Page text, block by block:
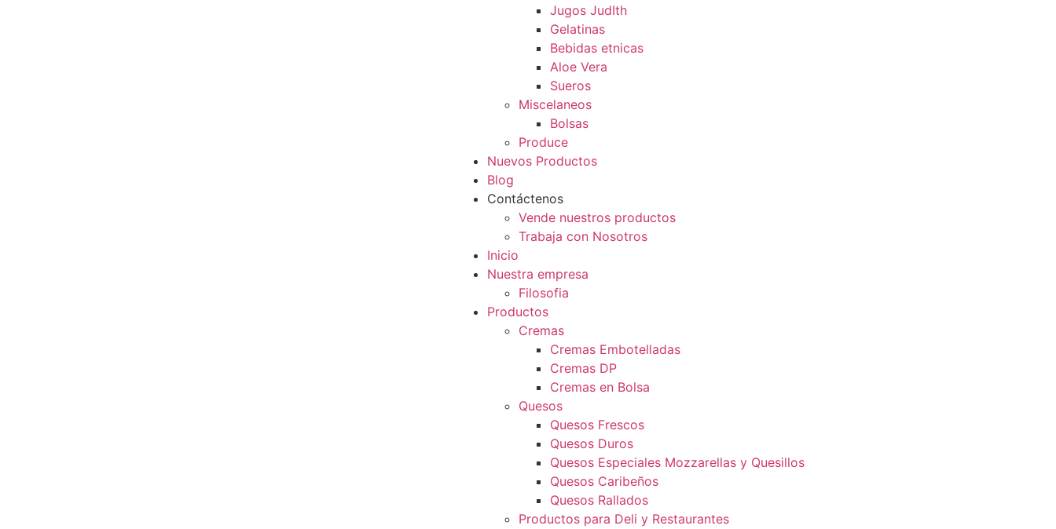
Jugos JudIth
Gelatinas
Bebidas etnicas
Aloe Vera
Sueros
Miscelaneos
Bolsas
Produce
Nuevos Productos
Blog
Contáctenos
Vende nuestros productos
Trabaja con Nosotros
Inicio
Nuestra empresa
Filosofia
Productos
Cremas
Cremas Embotelladas
Cremas DP
Cremas en Bolsa
Quesos
Quesos Frescos
Quesos Duros
Quesos Especiales Mozzarellas y Quesillos
Quesos Caribeños
Quesos Rallados
Productos para Deli y Restaurantes